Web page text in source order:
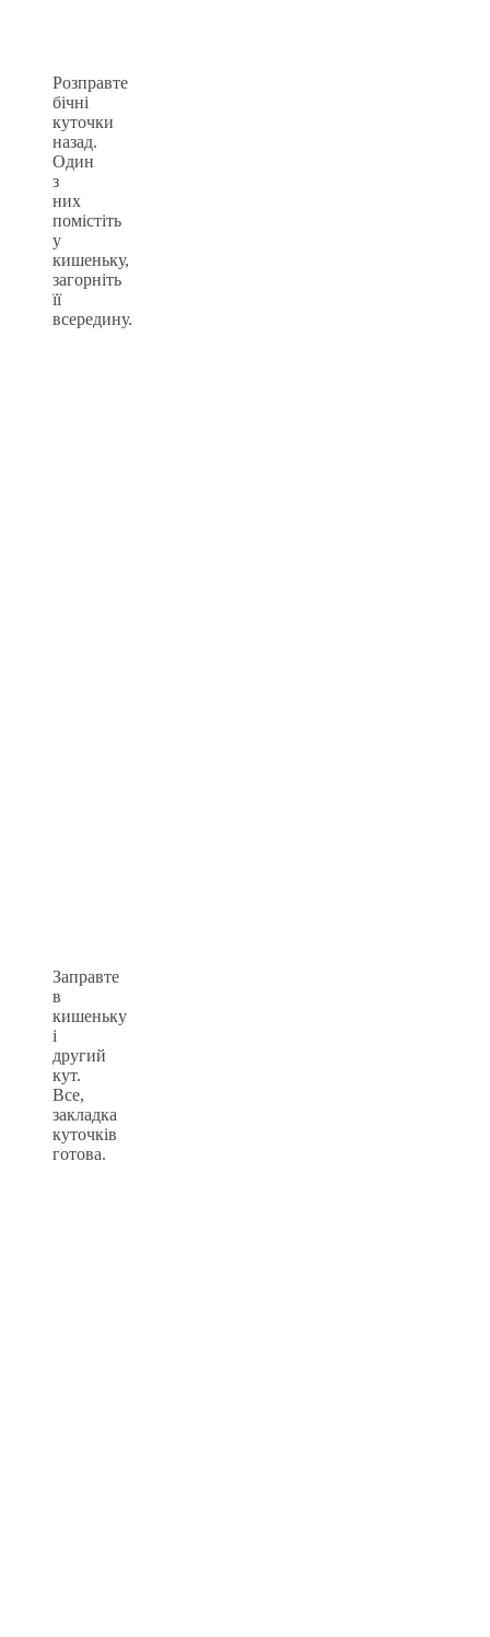
Розправте
бічні
куточки
назад.
Один
з
них
помістіть
у
кишеньку,
загорніть
її
всередину.
Заправте
в
кишеньку
і
другий
кут.
Все,
закладка
куточків
готова.